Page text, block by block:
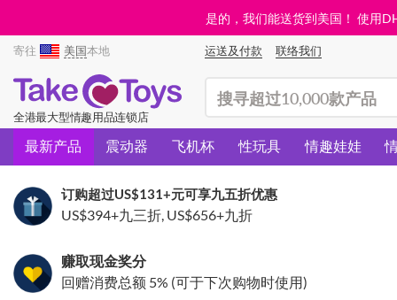
是的，我们能送货到美国！ 使用
寄往 美国本地 运送及付款 联络我们
全港最大型情趣用品连锁店
最新产品 震动器 飞机杯 性玩具 情趣娃娃
订购超过US$131+元可享九五折优惠
US$394+九三折, US$656+九折
赚取现金奖分
回赠消费总额 5% (可于下次购物时使用)